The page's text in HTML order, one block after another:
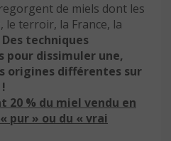
de miels dont les
terroir, la France, la
Des techniques
dissimuler une,
origines différentes sur
20 % du miel vendu en
pur » ou du « vrai